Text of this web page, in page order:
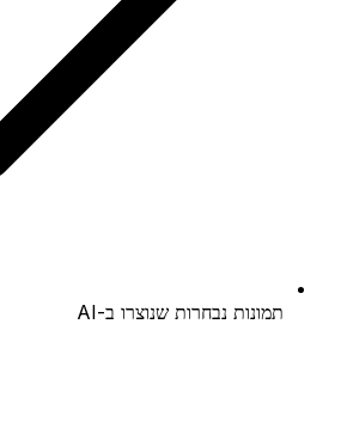
תמונות נבחרות שנוצרו ב-AI